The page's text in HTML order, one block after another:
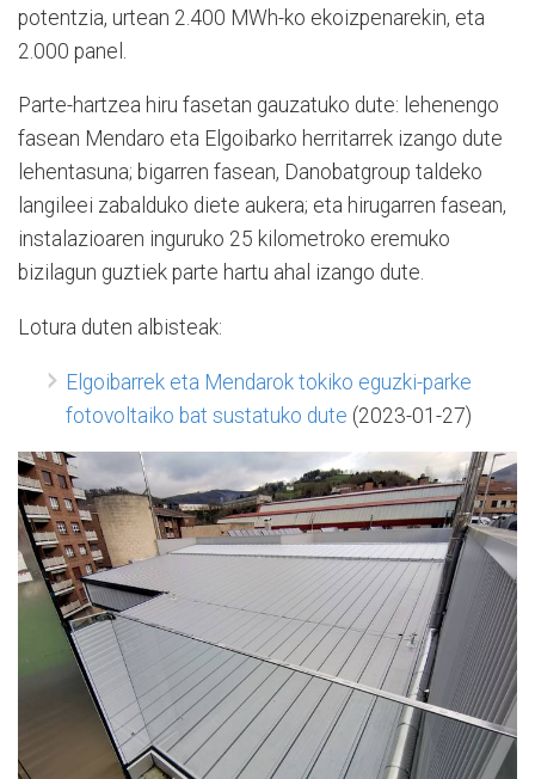
potentzia, urtean 2.400 MWh-ko ekoizpenarekin, eta
2.000 panel.
Parte-hartzea hiru fasetan gauzatuko dute: lehenengo
fasean Mendaro eta Elgoibarko herritarrek izango dute
lehentasuna; bigarren fasean, Danobatgroup taldeko
langileei zabalduko diete aukera; eta hirugarren fasean,
instalazioaren inguruko 25 kilometroko eremuko
bizilagun guztiek parte hartu ahal izango dute.
Lotura duten albisteak:
Elgoibarrek eta Mendarok tokiko eguzki-parke
fotovoltaiko bat sustatuko dute (2023-01-27)